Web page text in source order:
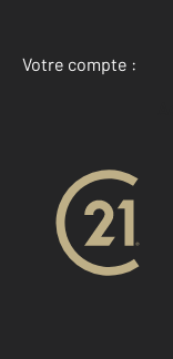
Votre compte :